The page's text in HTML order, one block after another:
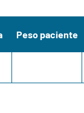
Peso paciente